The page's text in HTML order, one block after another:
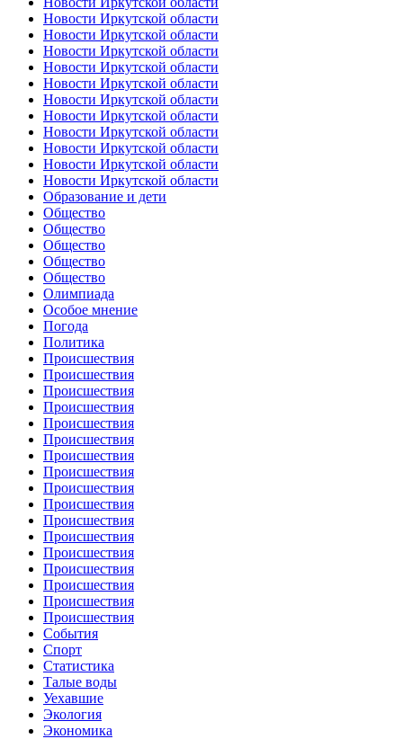
Новости Иркутской области
Новости Иркутской области
Новости Иркутской области
Новости Иркутской области
Новости Иркутской области
Новости Иркутской области
Новости Иркутской области
Новости Иркутской области
Новости Иркутской области
Новости Иркутской области
Новости Иркутской области
Образование и дети
Общество
Общество
Общество
Общество
Общество
Олимпиада
Особое мнение
Погода
Политика
Происшествия
Происшествия
Происшествия
Происшествия
Происшествия
Происшествия
Происшествия
Происшествия
Происшествия
Происшествия
Происшествия
Происшествия
Происшествия
Происшествия
Происшествия
Происшествия
Происшествия
События
Спорт
Статистика
Талые воды
Уехавшие
Экология
Экономика